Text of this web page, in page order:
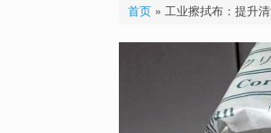
首页» 工业擦拭布：提升